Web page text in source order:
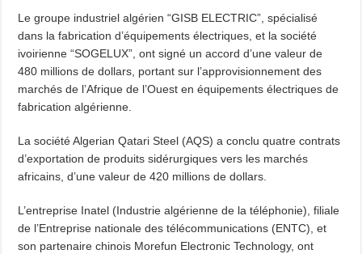
Le groupe industriel algérien “GISB ELECTRIC”, spécialisé
dans la fabrication d’équipements électriques, et la société
ivoirienne “SOGELUX”, ont signé un accord d’une valeur de
480 millions de dollars, portant sur l’approvisionnement des
marchés de l’Afrique de l’Ouest en équipements électriques de
fabrication algérienne.
La société Algerian Qatari Steel (AQS) a conclu quatre contrats
d’exportation de produits sidérurgiques vers les marchés
africains, d’une valeur de 420 millions de dollars.
L’entreprise Inatel (Industrie algérienne de la téléphonie), filiale
de l’Entreprise nationale des télécommunications (ENTC), et
son partenaire chinois Morefun Electronic Technology, ont